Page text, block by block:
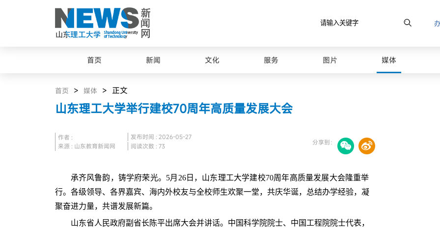
首页 新闻 文化 服务 图片 媒体
首页 > 媒体 > 正文
山东理工大学举行建校70周年高质量发展大会
作者 :
来源 : 山东教育新闻网
发布时间 : 2026-05-27
阅读次数 : 73 分享到：
承齐风鲁韵，铸学府荣光。5月26日，山东理工大学建校70周年高质量发展大会隆重举
行。各级领导、各界嘉宾、海内外校友与全校师生欢聚一堂，共庆华诞，总结办学经验，凝
聚奋进力量，共谱发展新篇。
山东省人民政府副省长陈平出席大会并讲话。中国科学院院士、中国工程院院士代表，